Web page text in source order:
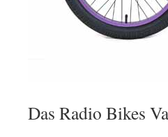
Das Radio Bikes